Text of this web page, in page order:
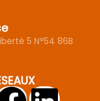
5 N°54 86B